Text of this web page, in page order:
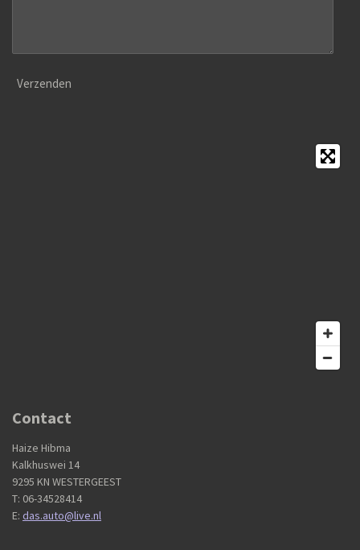
Verzenden
Contact
Haize Hibma
Kalkhuswei 14
9295 KN WESTERGEEST
T: 06-34528414
E: das.auto@live.nl